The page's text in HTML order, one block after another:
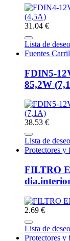
31.04 €
Lista de
Fuentes
FDIN5-
85,2W
38.53 €
Lista de
Protectores y
FILTRO
2.69 €
Lista de
Protectores y